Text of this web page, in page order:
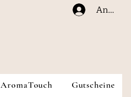
Anmelden
AromaTouch Gutscheine